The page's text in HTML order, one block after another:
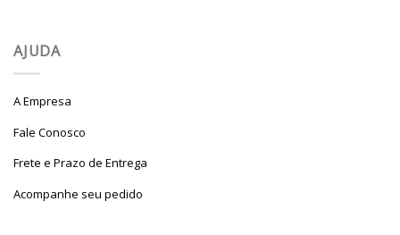
AJUDA
A Empresa
Fale Conosco
Frete e Prazo de Entrega
Acompanhe seu pedido